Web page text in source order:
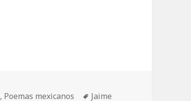
, Poemas mexicanos Etiquetas
Jaime